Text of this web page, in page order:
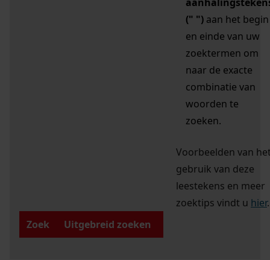
(" ") aan het begin
en einde van uw
zoektermen om
naar de exacte
combinatie van
woorden te
zoeken.
Voorbeelden van
gebruik van deze
leestekens en meer
zoektips vindt u hier.
Zoek
Uitgebreid zoeken